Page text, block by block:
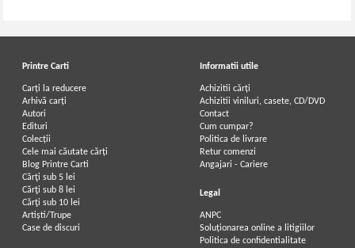
Printre Carti
Carți la reducere
Arhivă carți
Autori
Edituri
Colecții
Cele mai căutate cărți
Blog Printre Carti
Cărţi sub 5 lei
Cărţi sub 8 lei
Cărţi sub 10 lei
Artiști/Trupe
Case de discuri
Informatii utile
Achizitii cărți
Achizitii viniluri, casete, CD/DVD
Contact
Cum cumpar?
Politica de livrare
Retur comenzi
Angajari - Cariere
Legal
ANPC
Soluționarea online a litigiilor
Politica de confidentialitate